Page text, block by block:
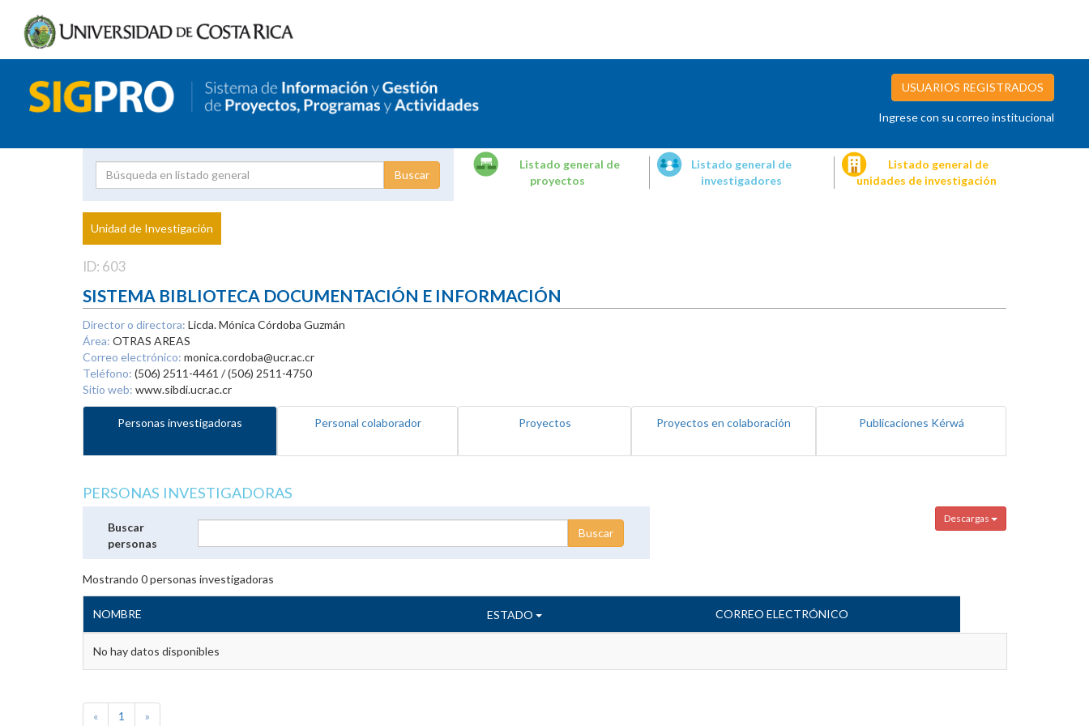
USUARIOS REGISTRADOS
Ingrese con su correo institucional
Proyecto
Investigador
Listado general de
proyectos
Listado general de
investigadores
Listado general de
unidades de investigación
Unidad de Investigación
ID: 603
SISTEMA BIBLIOTECA DOCUMENTACIÓN E INFORMACIÓN
Director o directora: Licda. Mónica Córdoba Guzmán
Área: OTRAS AREAS
Correo electrónico: monica.cordoba@ucr.ac.cr
Teléfono: (506) 2511-4461 / (506) 2511-4750
Sitio web: www.sibdi.ucr.ac.cr
Personas investigadoras Personal colaborador Proyectos Proyectos en colaboración Publicaciones Kérwá
PERSONAS INVESTIGADORAS
Descargas
Buscar
personas
Mostrando 0personas investigadoras
NOMBRE ESTADO CORREO ELECTRÓNICO
No hay datos disponibles
« 1 »